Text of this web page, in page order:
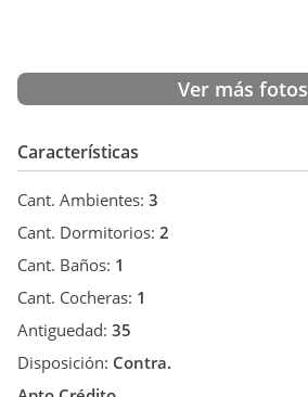
Ver más fotos
Características
Cant. Ambientes: 3
Cant. Dormitorios: 2
Cant. Baños: 1
Cant. Cocheras: 1
Antiguedad: 35
Disposición: Contra.